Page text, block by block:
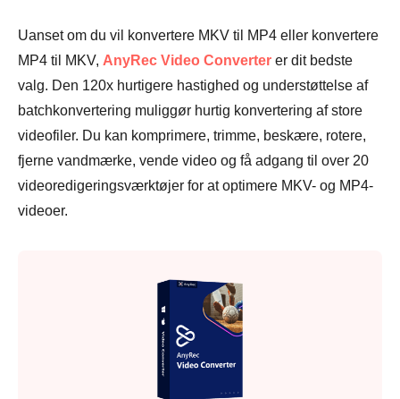
Uanset om du vil konvertere MKV til MP4 eller konvertere
MP4 til MKV, AnyRec Video Converter er dit bedste
valg. Den 120x hurtigere hastighed og understøttelse af
batchkonvertering muliggør hurtig konvertering af store
videofiler. Du kan komprimere, trimme, beskære, rotere,
fjerne vandmærke, vende video og få adgang til over 20
videoredigeringsværktøjer for at optimere MKV- og MP4-
videoer.